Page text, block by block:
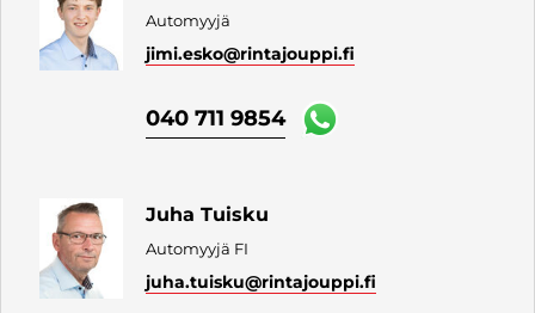
Automyyjä
jimi.esko@rintajouppi.fi
040 711 9854
Juha Tuisku
Automyyjä FI
juha.tuisku@rintajouppi.fi